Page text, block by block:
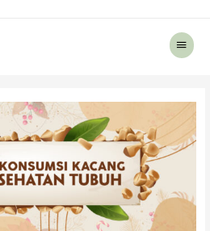
Main
Menu